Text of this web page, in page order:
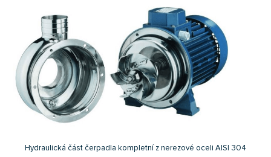
Hydraulická část čerpadla kompletní z nerezové oceli AISI 304